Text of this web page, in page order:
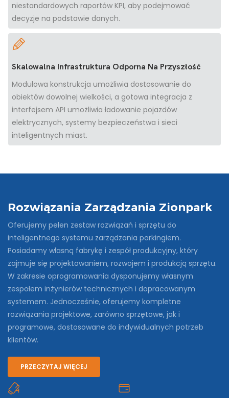
niestandardowych raportów KPI, aby podejmować
decyzje na podstawie danych.
Skalowalna Infrastruktura Odporna Na Przyszłość
Modułowa konstrukcja umożliwia dostosowanie do
obiektów dowolnej wielkości, a gotowa integracja z
interfejsem API umożliwia ładowanie pojazdów
elektrycznych, systemy bezpieczeństwa i sieci
inteligentnych miast.
Rozwiązania Zarządzania Zionpark
Oferujemy pełen zestaw rozwiązań i sprzętu do
inteligentnego systemu zarządzania parkingiem.
Posiadamy własną fabrykę i zespół produkcyjny, który
zajmuje się projektowaniem, rozwojem i produkcją sprzętu.
W zakresie oprogramowania dysponujemy własnym
zespołem inżynierów technicznych i dopracowanym
systemem. Jednocześnie, oferujemy kompletne
rozwiązania projektowe, zarówno sprzętowe, jak i
programowe, dostosowane do indywidualnych potrzeb
klientów.
PRZECZYTAJ WIĘCEJ